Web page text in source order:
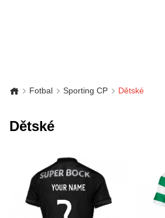
Fotbal Sporting CP Dětské
Dětské